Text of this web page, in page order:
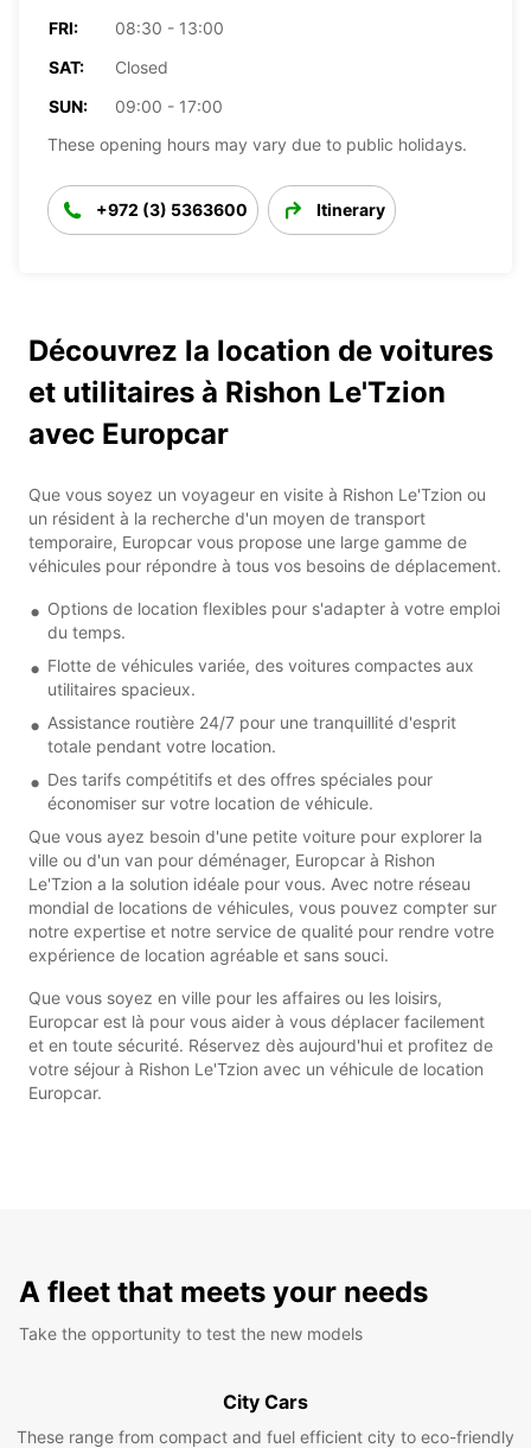
FRI:
08:30 - 13:00
SAT:
Closed
SUN:
09:00 - 17:00
These opening hours may vary due to public holidays.
+972 (3) 5363600 Itinerary
Découvrez la location de voitures
et utilitaires à Rishon Le'Tzion
avec Europcar
Que vous soyez un voyageur en visite à Rishon Le'Tzion ou
un résident à la recherche d'un moyen de transport
temporaire, Europcar vous propose une large gamme de
véhicules pour répondre à tous vos besoins de déplacement.
Options de location flexibles pour s'adapter à votre emploi
du temps.
Flotte de véhicules variée, des voitures compactes aux
utilitaires spacieux.
Assistance routière 24/7 pour une tranquillité d'esprit
totale pendant votre location.
Des tarifs compétitifs et des offres spéciales pour
économiser sur votre location de véhicule.
Que vous ayez besoin d'une petite voiture pour explorer la
ville ou d'un van pour déménager, Europcar à Rishon
Le'Tzion a la solution idéale pour vous. Avec notre réseau
mondial de locations de véhicules, vous pouvez compter sur
notre expertise et notre service de qualité pour rendre votre
expérience de location agréable et sans souci.
Que vous soyez en ville pour les affaires ou les loisirs,
Europcar est là pour vous aider à vous déplacer facilement
et en toute sécurité. Réservez dès aujourd'hui et profitez de
votre séjour à Rishon Le'Tzion avec un véhicule de location
Europcar.
A fleet that meets your needs
Take the opportunity to test the new models
City Cars
These range from compact and fuel efficient city to eco-friendly